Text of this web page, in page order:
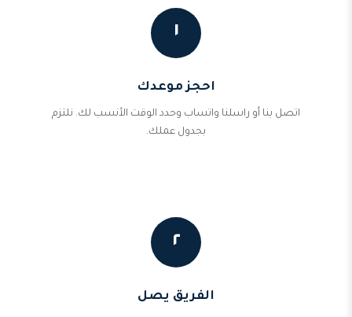
١
احجز موعدك
اتصل بنا أو راسلنا واتساب وحدد الوقت الأنسب لك. نلتزم
بجدول عملك.
٢
الفريق يصل